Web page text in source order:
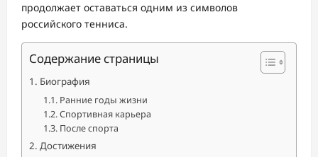
продолжает оставаться одним из символов
российского тенниса.
Содержание страницы
Биография
Ранние годы жизни
Спортивная карьера
После спорта
Достижения